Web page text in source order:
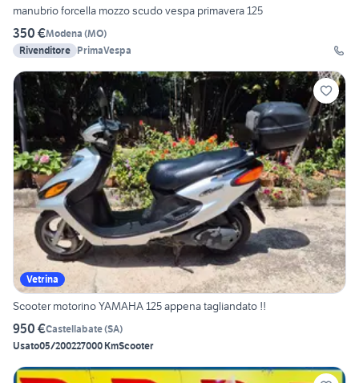
manubrio forcella mozzo scudo vespa primavera 125
350 €Modena (MO)
Rivenditore PrimaVespa
Vetrina
Scooter motorino YAMAHA 125 appena tagliandato !!
950 €Castellabate(SA)
Usato05/200227000 KmScooter